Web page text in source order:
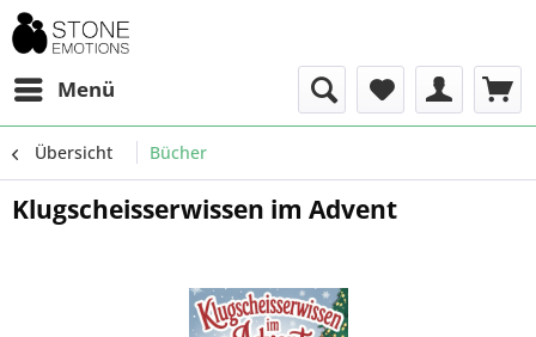
Menü
Übersicht Bücher
Klugscheisserwissen im Advent